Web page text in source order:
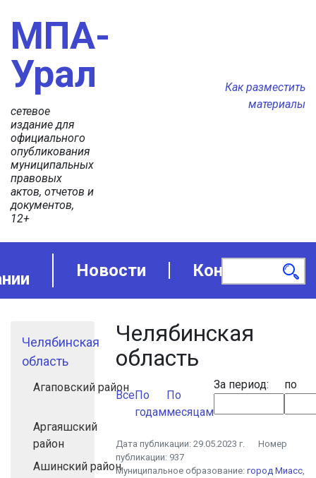
МПА-
Урал
сетевое
издание для
официального
опубликования
муниципальных
правовых
актов, отчетов и
документов,
12+
Как разместить
материалы
Новости Контакты
Челябинская
область
Агаповский район
Аргаяшский
район
Ашинский район
Челябинская
область
ВсеПо
годам
По
месяцам
За период: по
Дата публикации:29.05.2023 г.
Номер
публикации: 937
Муниципальное образование:город Миасс,